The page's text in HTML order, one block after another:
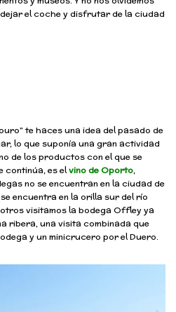
el coche y disfrutar de la ciudad
te haces una idea del pasado de
lo que suponía una gran actividad
de los productos con el que se
continúa, es elvino de Oporto,
no se encuentran en la ciudad de
encuentra en la orilla sur del río
visitamos la bodega Offley ya
ribera, una visita combinada que
y un minicrucero por el Duero.